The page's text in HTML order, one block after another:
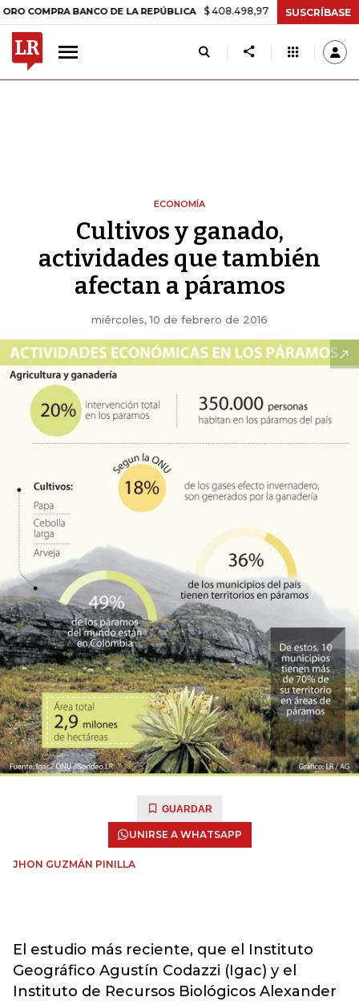
BANCO DE LA REPÚBLICA $ 408.498,97 +$ 8.753,81 +2,19%
SUSCRÍBASE
ECONOMÍA
Cultivos y ganado,
actividades que también
afectan a páramos
miércoles, 10 de febrero de 2016
GUARDAR
UNIRSE A WHATSAPP
JHON GUZMÁN PINILLA
El estudio más reciente, que el Instituto
Geográfico Agustín Codazzi (Igac) y el
Instituto de Recursos Biológicos Alexander